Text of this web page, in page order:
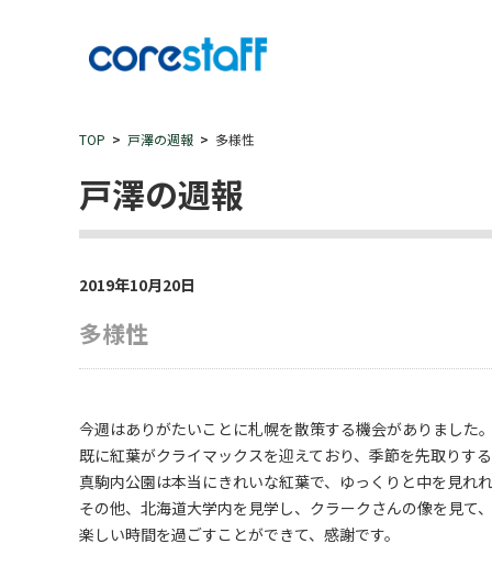
TOP 戸澤の週報 多様性
戸澤の週報
2019年10月20日
多様性
今週はありがたいことに札幌を散策する機会がありました
既に紅葉がクライマックスを迎えており、季節を先取りす
真駒内公園は本当にきれいな紅葉で、ゆっくりと中を見れ
その他、北海道大学内を見学し、クラークさんの像を見て
楽しい時間を過ごすことができて、感謝です。